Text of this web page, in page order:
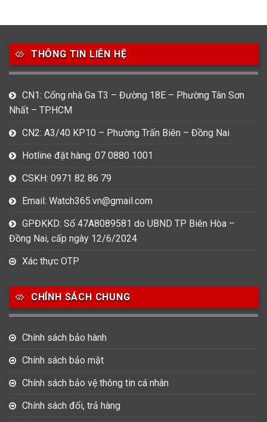
THÔNG TIN LIÊN HỆ
CN1: Cổng nhà Ga T3 – Đường 18E – Phường Tân Sơn
Nhất – TP.HCM
CN2: A3/40 KP10 – Phường Trấn Biên – Đồng Nai
Hotline đặt hàng: 07 0880 1001
CSKH: 0971 82 86 79
Email: Watch365.vn@gmail.com
GPĐKKD: Số 47A8089581 do UBND TP Biên Hòa –
Đồng Nai, cấp ngày 12/6/2024
Xác thực OTP
CHÍNH SÁCH CHUNG
Chính sách bảo hành
Chính sách bảo mật
Chính sách bảo vệ thông tin cá nhân
Chính sách đổi, trả hàng